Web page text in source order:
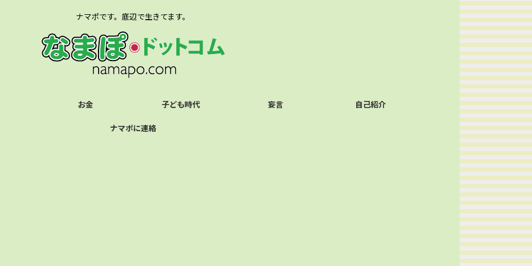
ナマポです。底辺で生きてます。
お金 子ども時代 妄言 自己紹介
ナマポに連絡